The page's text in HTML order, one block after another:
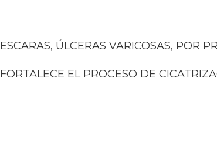
ESCARAS, ÚLCERAS VARICOSAS, POR
FORTALECE EL PROCESO DE